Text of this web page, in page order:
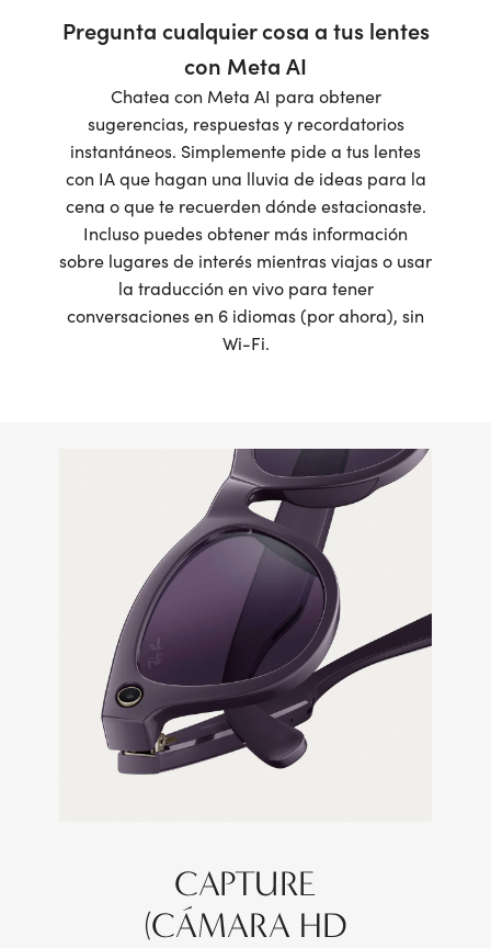
Pregunta cualquier cosa a tus lentes
con Meta AI
Chatea con Meta AI para obtener
sugerencias, respuestas y recordatorios
instantáneos. Simplemente pide a tus lentes
con IA que hagan una lluvia de ideas para la
cena o que te recuerden dónde estacionaste.
Incluso puedes obtener más información
sobre lugares de interés mientras viajas o usar
la traducción en vivo para tener
conversaciones en 6 idiomas (por ahora), sin
Wi-Fi.
CAPTURE
(CÁMARA HD